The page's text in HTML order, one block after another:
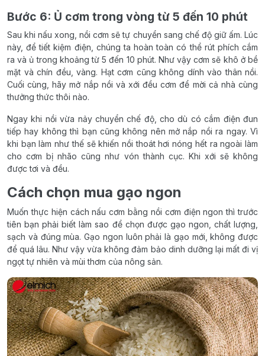
Bước 6: Ủ cơm trong vòng từ 5 đến 10 phút
Sau khi nấu xong, nồi cơm sẽ tự chuyển sang chế độ giữ ấm. Lúc
này, để tiết kiệm điện, chúng ta hoàn toàn có thể rút phích cắm
ra và ủ trong khoảng từ 5 đến 10 phút. Như vậy cơm sẽ khô ở bề
mặt và chín đều, vàng. Hạt cơm cũng không dính vào thân nồi.
Cuối cùng, hãy mở nắp nồi và xới đều cơm để mời cả nhà cùng
thưởng thức thôi nào.
Ngay khi nồi vừa nảy chuyển chế độ, cho dù có cắm điện đun
tiếp hay không thì bạn cũng không nên mở nắp nồi ra ngay. Vì
khi bạn làm như thế sẽ khiến nồi thoát hơi nóng hết ra ngoài làm
cho cơm bị nhão cũng như vón thành cục. Khi xới sẽ không
được tơi và đều.
Cách chọn mua gạo ngon
Muốn thực hiện cách nấu cơm bằng nồi cơm điện ngon thì trước
tiên bạn phải biết làm sao để chọn được gạo ngon, chất lượng,
sạch và đúng mùa. Gạo ngon luôn phải là gạo mới, không được
để quá lâu. Như vậy vừa không đảm bảo dinh dưỡng lại mất đi vị
ngọt tự nhiên và mùi thơm của nông sản.